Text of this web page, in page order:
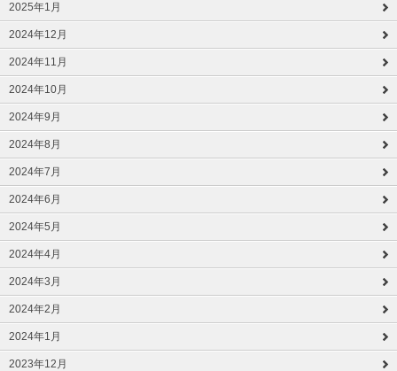
2025年1月
2024年12月
2024年11月
2024年10月
2024年9月
2024年8月
2024年7月
2024年6月
2024年5月
2024年4月
2024年3月
2024年2月
2024年1月
2023年12月